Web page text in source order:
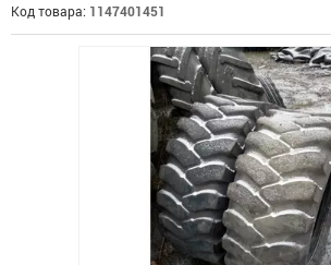
Код товара: 1147401451